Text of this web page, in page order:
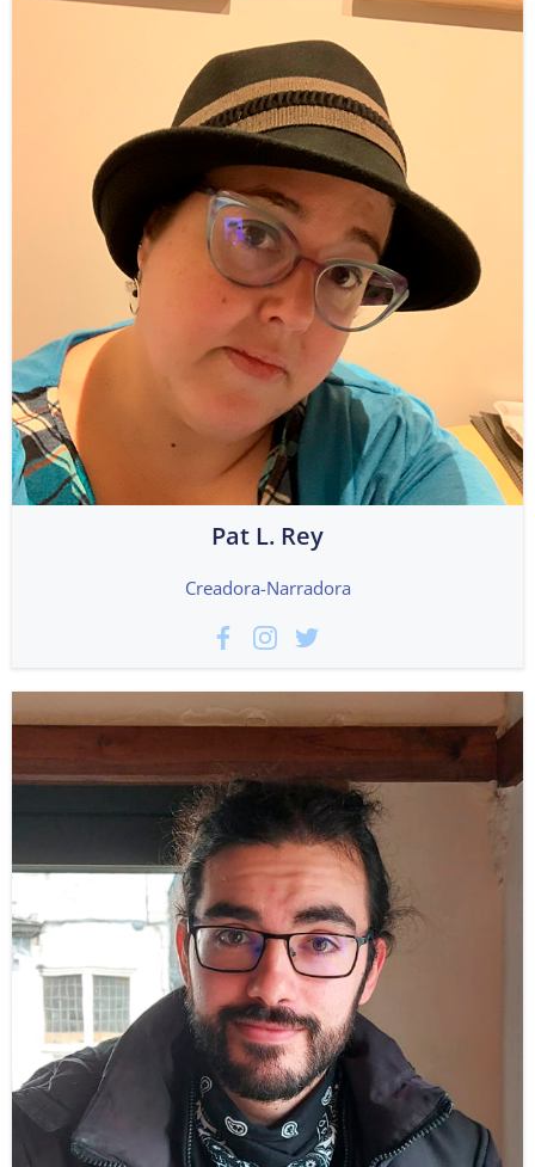
Pat L. Rey
Creadora-Narradora